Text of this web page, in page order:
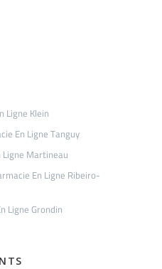
Ligne Klein
En Ligne Tanguy
Ligne Martineau
En Ligne Ribeiro-
Ligne Grondin